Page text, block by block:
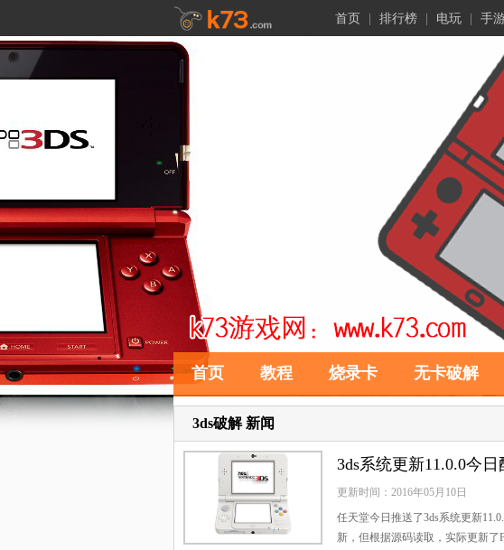
首页 排行榜 电玩 手
首页 教程 烧录卡 无卡破解
cia/主题
3ds破解 新闻
3ds系统更新11.0.0今
更新时间：2016年05月10日
任天堂今日推送了3ds系统更新
新，但根据源码读取，实际更新